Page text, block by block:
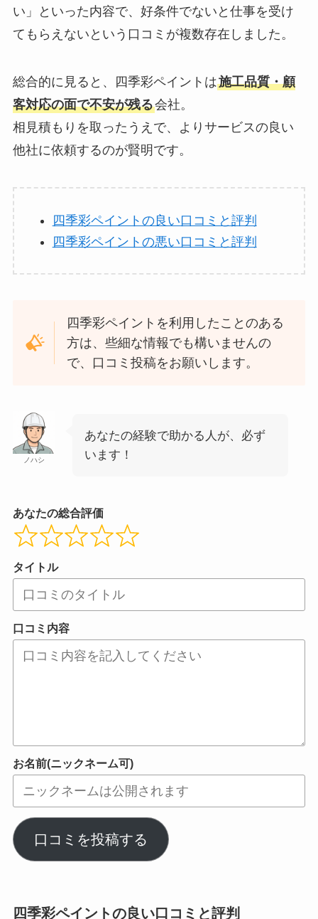
い」といった内容で、好条件でないと仕事を受け
てもらえないという口コミが複数存在しました。
総合的に見ると、四季彩ペイントは施工品質・顧
客対応の面で不安が残る会社。
相見積もりを取ったうえで、よりサービスの良い
他社に依頼するのが賢明です。
四季彩ペイントの良い口コミと評判
四季彩ペイントの悪い口コミと評判
四季彩ペイントを利用したことのある
方は、些細な情報でも構いませんの
で、口コミ投稿をお願いします。
ノハシ
あなたの経験で助かる人が、必ず
います！
あなたの総合評価
タイトル
口コミ内容
お名前(ニックネーム可)
口コミを投稿する
四季彩ペイントの良い口コミと評判